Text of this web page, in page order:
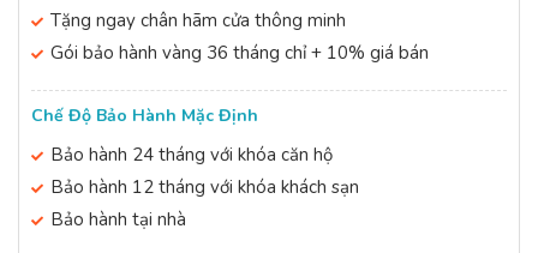
Tặng ngay chân hãm cửa thông minh
Gói bảo hành vàng 36 tháng chỉ + 10% giá bán
Chế Độ Bảo Hành Mặc Định
Bảo hành 24 tháng với khóa căn hộ
Bảo hành 12 tháng với khóa khách sạn
Bảo hành tại nhà